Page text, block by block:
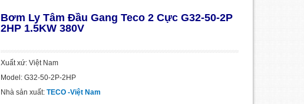
Bơm Ly Tâm Đầu Gang Teco 2 Cực G32-50-2P
2HP 1.5KW 380V
Xuất xứ: Việt Nam
Model: G32-50-2P-2HP
Nhà sản xuất: TECO -Việt Nam